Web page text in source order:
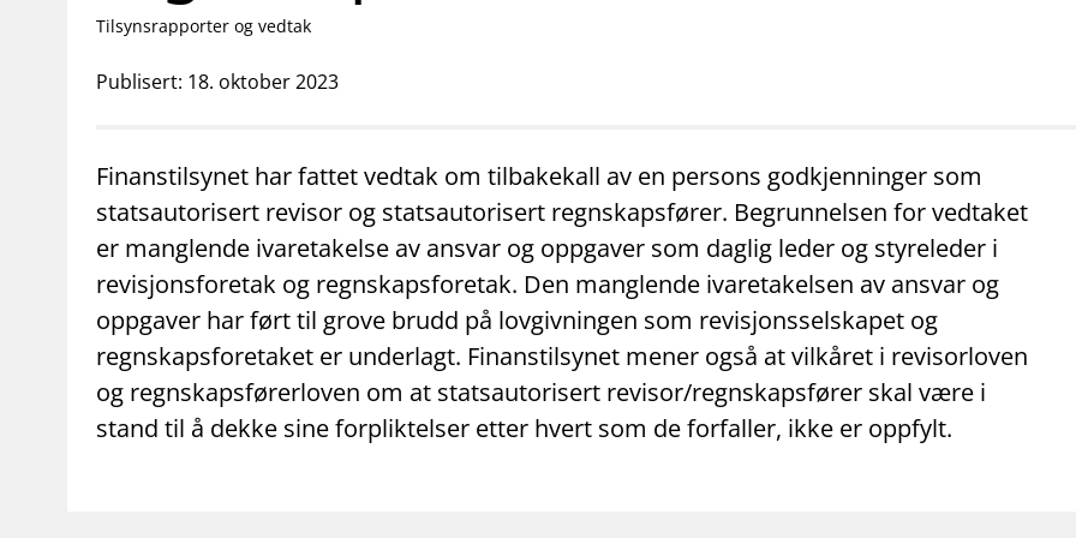
Forbrukerinformasjon
Tilsynsrapporter og vedtak
Publisert: 18. oktober 2023
Finanstilsynet har fattet vedtak om tilbakekall av en persons godkjenninger som
statsautorisert revisor og statsautorisert regnskapsfører. Begrunnelsen for vedtaket
er manglende ivaretakelse av ansvar og oppgaver som daglig leder og styreleder i
revisjonsforetak og regnskapsforetak. Den manglende ivaretakelsen av ansvar og
oppgaver har ført til grove brudd på lovgivningen som revisjonsselskapet og
regnskapsforetaket er underlagt. Finanstilsynet mener også at vilkåret i revisorloven
og regnskapsførerloven om at statsautorisert revisor/regnskapsfører skal være i
stand til å dekke sine forpliktelser etter hvert som de forfaller, ikke er oppfylt.